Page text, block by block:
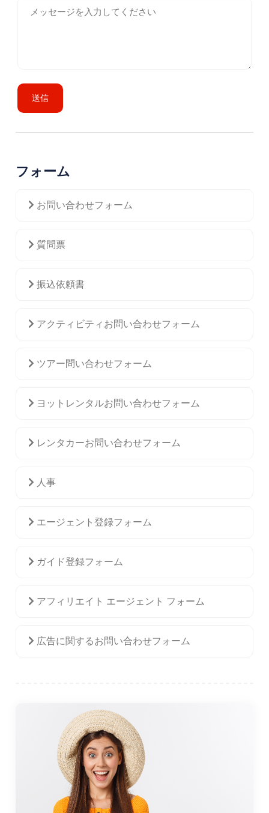
送信
フォーム
お問い合わせフォーム
質問票
振込依頼書
アクティビティお問い合わせフォーム
ツアー問い合わせフォーム
ヨットレンタルお問い合わせフォーム
レンタカーお問い合わせフォーム
人事
エージェント登録フォーム
ガイド登録フォーム
アフィリエイト エージェント フォーム
広告に関するお問い合わせフォーム